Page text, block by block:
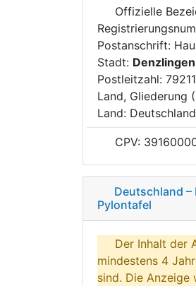
Offizielle
Postanschrift:
Stadt: Denzlingen
Postleitzahl: 79211
Land, Gliederung
Land: Deutschland
CPV:
Deutschland
Pylontafel
Der Inhalt der
mindestens 4
sind. Die